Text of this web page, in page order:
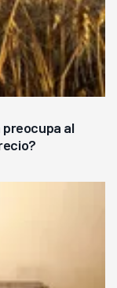
al